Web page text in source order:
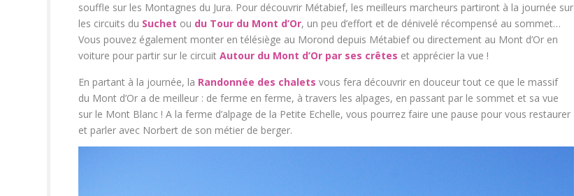
souffle sur les Montagnes du Jura. Pour découvrir Métabief, les meilleurs marcheurs partiront à la journée sur
les circuits du Suchet ou du Tour du Mont d’Or, un peu d’effort et de dénivelé récompensé au sommet…
Vous pouvez également monter en télésiège au Morond depuis Métabief ou directement au Mont d’Or en
voiture pour partir sur le circuit Autour du Mont d’Or par ses crêtes et apprécier la vue !
En partant à la journée, la Randonnée des chalets vous fera découvrir en douceur tout ce que le massif
du Mont d’Or a de meilleur : de ferme en ferme, à travers les alpages, en passant par le sommet et sa vue
sur le Mont Blanc ! A la ferme d’alpage de la Petite Echelle, vous pourrez faire une pause pour vous restaurer
et parler avec Norbert de son métier de berger.